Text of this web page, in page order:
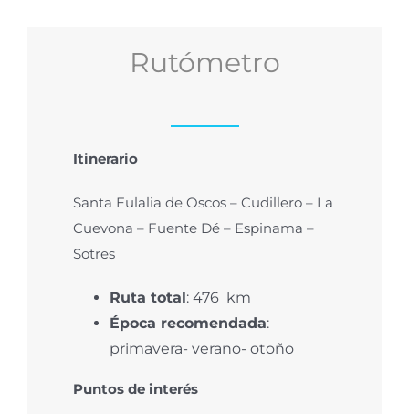
Rutómetro
Itinerario
Santa Eulalia de Oscos – Cudillero – La
Cuevona – Fuente Dé – Espinama –
Sotres
Ruta total: 476 km
Época recomendada:
primavera- verano- otoño
Puntos de interés